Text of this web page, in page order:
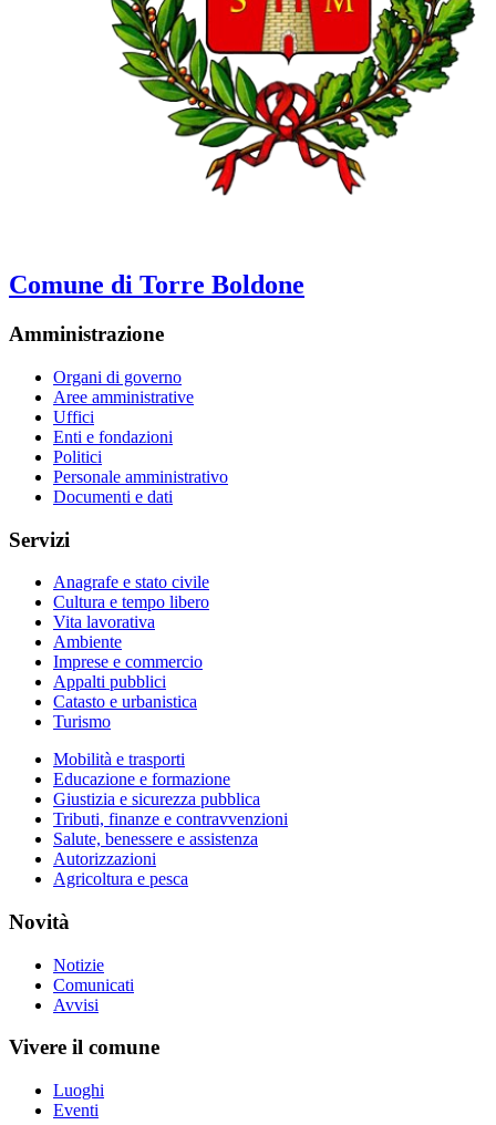
Comune di Torre Boldone
Amministrazione
Organi di governo
Aree amministrative
Uffici
Enti e fondazioni
Politici
Personale amministrativo
Documenti e dati
Servizi
Anagrafe e stato civile
Cultura e tempo libero
Vita lavorativa
Ambiente
Imprese e commercio
Appalti pubblici
Catasto e urbanistica
Turismo
Mobilità e trasporti
Educazione e formazione
Giustizia e sicurezza pubblica
Tributi, finanze e contravvenzioni
Salute, benessere e assistenza
Autorizzazioni
Agricoltura e pesca
Novità
Notizie
Comunicati
Avvisi
Vivere il comune
Luoghi
Eventi